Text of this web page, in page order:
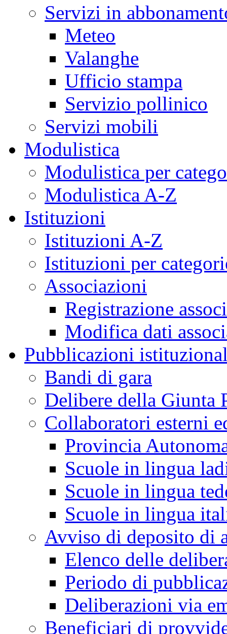
Servizi in
Meteo
Valanghe
Ufficio stampa
Servizio pollinico
Servizi mobili
Modulistica
Modulistica per
Modulistica A-Z
Istituzioni
Istituzioni A-Z
Istituzioni per
Associazioni
Registrazione
Modifica dati
Pubblicazioni
Bandi di gara
Delibere della Giunta
Collaboratori esterni
Provincia
Scuole in lingua
Scuole in lingua
Scuole in lingua
Avviso di deposito di
Elenco delle
Periodo di
Deliberazioni via
Beneficiari di